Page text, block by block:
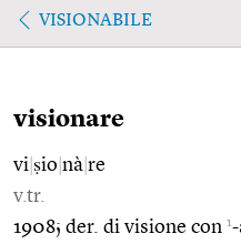
VISIONABILE
visionare
vi ṣio nà re
v.tr.
1908; der. di visione con 1-